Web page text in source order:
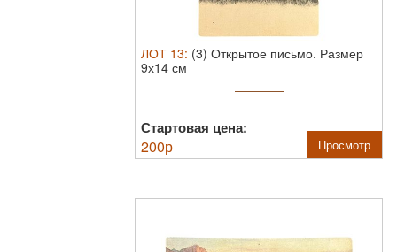
ЛОТ 13: (3) Открытое письмо. Размер
9х14 см
Стартовая цена:
200р Просмотр